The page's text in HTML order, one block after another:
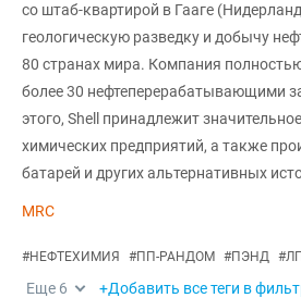
со штаб-квартирой в Гааге
геологическую разведку и добычу
80 странах мира. Компания
более 30 нефтеперерабатывающими
этого, Shell принадлежит
химических предприятий, а также
батарей и других альтернативных
MRC
#НЕФТЕХИМИЯ #ПП-РАНДОМ #ПЭНД #
Еще 6 +Добавить все теги в